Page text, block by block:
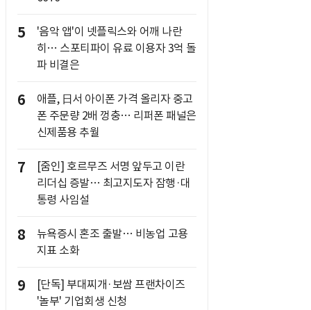
5
'음악 앱'이 넷플릭스와 어깨 나란
히… 스포티파이 유료 이용자 3억 돌
파 비결은
6
애플, 日서 아이폰 가격 올리자 중고
폰 주문량 2배 껑충… 리퍼폰 패널은
신제품용 추월
7
[줌인] 호르무즈 서명 앞두고 이란
리더십 증발… 최고지도자 잠행·대
통령 사임설
8
뉴욕증시 혼조 출발… 비농업 고용
지표 소화
9
[단독] 부대찌개·보쌈 프랜차이즈
'놀부' 기업회생 신청